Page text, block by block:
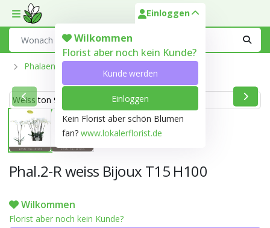
Toggle mobile menu
Einloggen
Wilkommen
Florist aber noch kein Kunde?
Kunde werden
Einloggen
Kein Florist aber schön Blumen
fan? www.lokalerflorist.de
Phalaenopsis Aus Der Optiflor-Gärtnerei
Weiss ton 999D
Phal.2-R weiss Bijoux T15 H100
Wilkommen
Florist aber noch kein Kunde?